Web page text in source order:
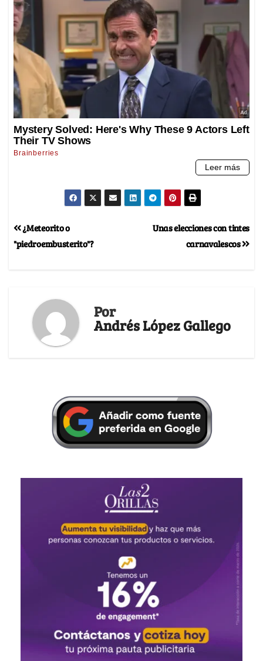
Unas elecciones con tintes
carnavalescos
¿Meteorito o
"piedroembusterito"?
Por
Andrés López Gallego